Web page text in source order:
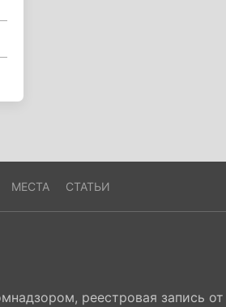
МЕСТА СТАТЬИ
реестровая запись